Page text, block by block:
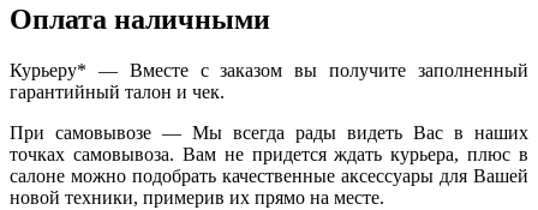
Оплата наличными
Курьеру* — Вместе с заказом вы получите заполненный
гарантийный талон и чек.
При самовывозе — Мы всегда рады видеть Вас в наших
точках самовывоза. Вам не придется ждать курьера, плюс в
салоне можно подобрать качественные аксессуары для Вашей
новой техники, примерив их прямо на месте.